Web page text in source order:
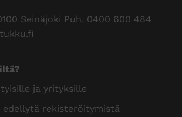
Seinäjoki Puh. 0400 600 484
ja yrityksille
edellytä rekisteröitymistä